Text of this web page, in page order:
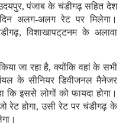
पंजाब के चंडीगढ़ सहित देश
अलग-अलग रेट पर मिलेगा।
विशाखापट्‌टनम के अलावा
जा रहा है, क्योंकि वहां के सभी
के सीनियर डिवीजनल मैनेजर
कि इससे लोगों को फायदा होगा।
होगा, उसी रेट पर चंडीगढ़ के